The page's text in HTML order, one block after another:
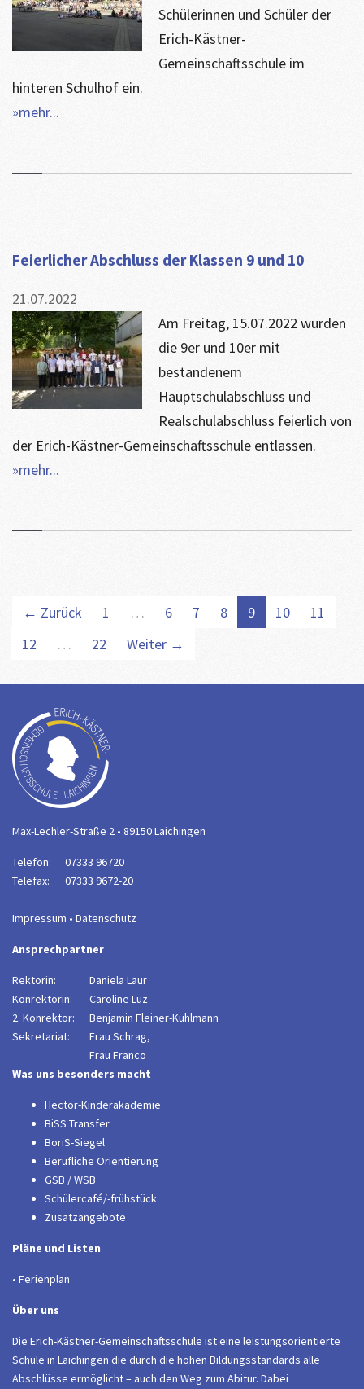
Schülerinnen und Schüler der
Erich-Kästner-
Gemeinschaftsschule im
hinteren Schulhof ein.
»mehr...
Feierlicher Abschluss der Klassen 9 und 10
21.07.2022
Am Freitag, 15.07.2022 wurden
die 9er und 10er mit
bestandenem
Hauptschulabschluss und
Realschulabschluss feierlich von
der Erich-Kästner-Gemeinschaftsschule entlassen.
»mehr...
← Zurück 1 … 6 7 8 9 10
11
12
… 22 Weiter →
Max-Lechler-Straße 2 • 89150 Laichingen
Telefon:
07333 96720
Telefax:
07333 9672-20
Impressum • Datenschutz
Ansprechpartner
Rektorin:
Daniela Laur
Konrektorin:
Caroline Luz
2. Konrektor:
Benjamin Fleiner-Kuhlmann
Sekretariat:
Frau Schrag,
Frau Franco
Was uns besonders macht
Hector-Kinderakademie
BiSS Transfer
BoriS-Siegel
Berufliche Orientierung
GSB / WSB
Schülercafé/-frühstück
Zusatzangebote
Pläne und Listen
• Ferienplan
Über uns
Die Erich-Kästner-Gemeinschaftsschule ist eine leistungsorientierte
Schule in Laichingen die durch die hohen Bildungsstandards alle
Abschlüsse ermöglicht – auch den Weg zum Abitur. Dabei